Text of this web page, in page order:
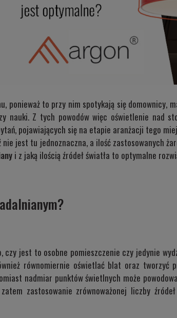
ponieważ to przy nim spotykają się domownicy,
Z tych powodów więc oświetlenie nad
pojawiających się na etapie aranżacji tego
jest tu jednoznaczna, a ilość zastosowanych
i z jaką ilością źródeł światła to optymalne
jest to osobne pomieszczenie czy jedynie
równomiernie oświetlać blat oraz tworzyć
nadmiar punktów świetlnych może
zastosowanie zrównoważonej liczby